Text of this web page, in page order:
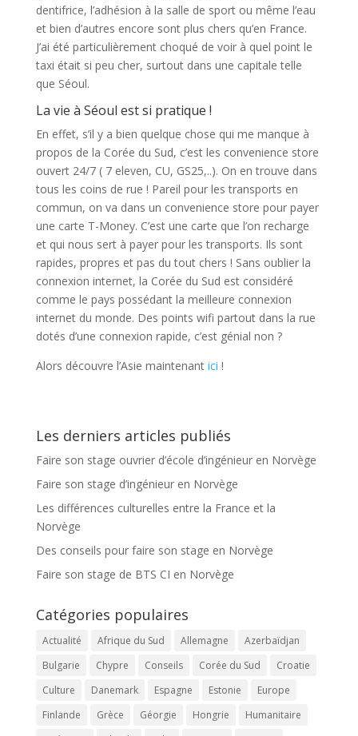
dentifrice, l’adhésion à la salle de sport ou même l’eau
et bien d’autres encore sont plus chers qu’en France.
J’ai été particulièrement choqué de voir à quel point le
taxi était si peu cher, surtout dans une capitale telle
que Séoul.
La vie à Séoul est si pratique !
En effet, s’il y a bien quelque chose qui me manque à
propos de la Corée du Sud, c’est les convenience store
ouvert 24/7 ( 7 eleven, CU, GS25,..). On en trouve dans
tous les coins de rue ! Pareil pour les transports en
commun, on va dans un convenience store pour payer
une carte T-Money. C’est une carte que l’on recharge
et qui nous sert à payer pour les transports. Ils sont
rapides, propres et pas du tout chers ! Sans oublier la
connexion internet, la Corée du Sud est considéré
comme le pays possédant la meilleure connexion
internet du monde. Des points wifi partout dans la rue
dotés d’une connexion rapide, c’est génial non ?
Alors découvre l’Asie maintenant ici !
Les derniers articles publiés
Faire son stage ouvrier d’école d’ingénieur en Norvège
Faire son stage d’ingénieur en Norvège
Les différences culturelles entre la France et la
Norvège
Des conseils pour faire son stage en Norvège
Faire son stage de BTS CI en Norvège
Catégories populaires
Actualité Afrique du Sud Allemagne
Azerbaïdjan
Bulgarie
Chypre Conseils Corée du Sud
Croatie
Culture
Danemark Espagne Estonie
Europe
Finlande
Grèce Géorgie Hongrie
Humanitaire